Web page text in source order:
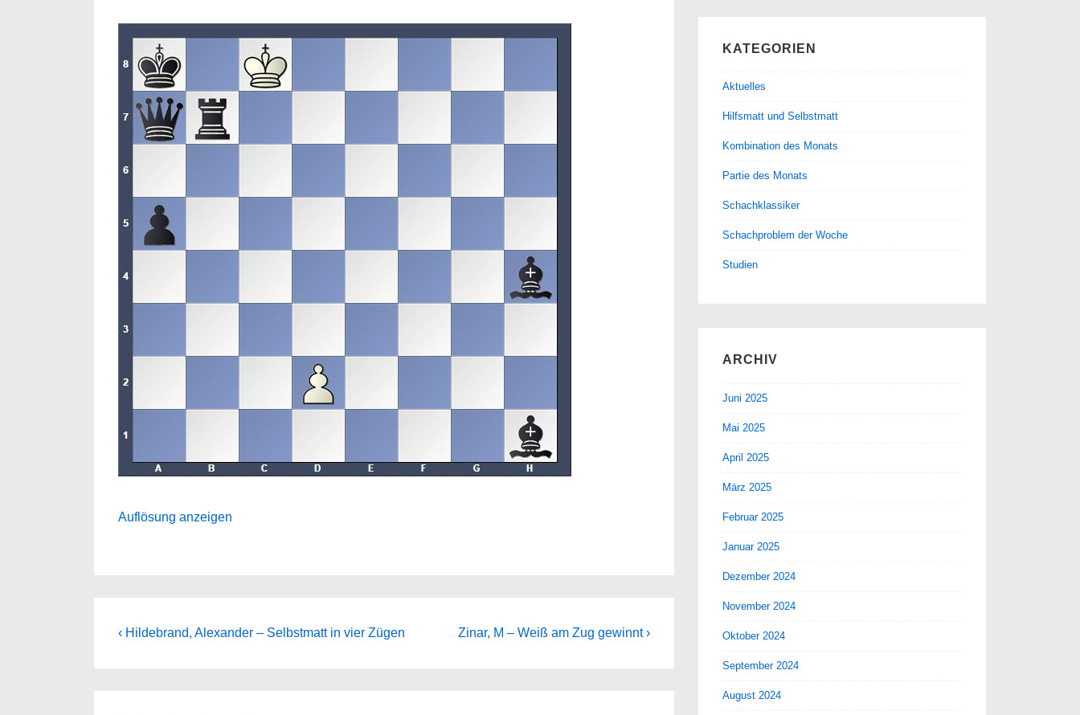
Auflösung anzeigen
Beitragsnavigation
Previous
‹ Hildebrand, Alexander – Selbstmatt in vier Zügen
Next
Zinar, M – Weiß am Zug gewinnt ›
KATEGORIEN
Aktuelles
Hilfsmatt und Selbstmatt
Kombination des Monats
Partie des Monats
Schachklassiker
Schachproblem der Woche
Studien
ARCHIV
Juni 2025
Mai 2025
April 2025
März 2025
Februar 2025
Januar 2025
Dezember 2024
November 2024
Oktober 2024
September 2024
August 2024